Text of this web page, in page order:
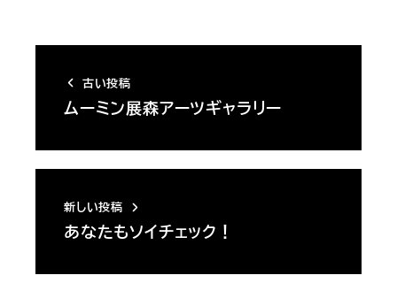
古い投稿
ムーミン展森アーツギャラリー
新しい投稿
あなたもソイチェック！